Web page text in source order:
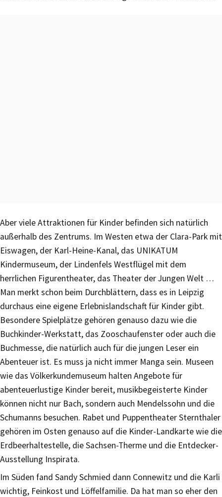
Aber viele Attraktionen für Kinder befinden sich natürlich
außerhalb des Zentrums. Im Westen etwa der Clara-Park mit
Eiswagen, der Karl-Heine-Kanal, das UNIKATUM
Kindermuseum, der Lindenfels Westflügel mit dem
herrlichen Figurentheater, das Theater der Jungen Welt …
Man merkt schon beim Durchblättern, dass es in Leipzig
durchaus eine eigene Erlebnislandschaft für Kinder gibt.
Besondere Spielplätze gehören genauso dazu wie die
Buchkinder-Werkstatt, das Zooschaufenster oder auch die
Buchmesse, die natürlich auch für die jungen Leser ein
Abenteuer ist. Es muss ja nicht immer Manga sein. Museen
wie das Völkerkundemuseum halten Angebote für
abenteuerlustige Kinder bereit, musikbegeisterte Kinder
können nicht nur Bach, sondern auch Mendelssohn und die
Schumanns besuchen. Rabet und Puppentheater Sternthaler
gehören im Osten genauso auf die Kinder-Landkarte wie die
Erdbeerhaltestelle, die Sachsen-Therme und die Entdecker-
Ausstellung Inspirata.
Im Süden fand Sandy Schmied dann Connewitz und die Karli
wichtig, Feinkost und Löffelfamilie. Da hat man so eher den